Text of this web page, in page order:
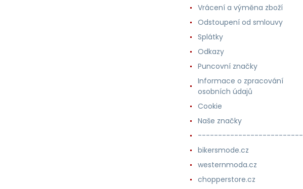
Vrácení a výměna zboží
Odstoupení od smlouvy
Splátky
Odkazy
Puncovní značky
Informace o zpracování
osobních údajů
Cookie
Naše značky
--------------------------
bikersmode.cz
westernmoda.cz
chopperstore.cz